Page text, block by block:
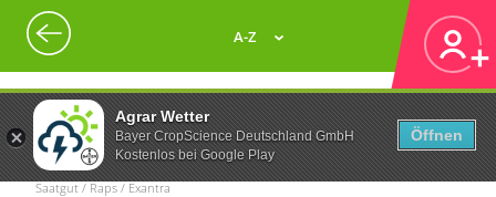
Agrar Wetter
Bayer CropScience Deutschland GmbH
Kostenlos bei Google Play
Öffnen
A-Z
Saatgut / Raps / Exantra